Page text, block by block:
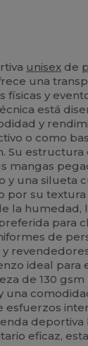
unisex de
una
físicas y
está
y
o como
Su estructura
mangas
y una silueta
por su textura
la humedad,
para
de
y
ideal para
de 130
una
deportiva
eficaz,